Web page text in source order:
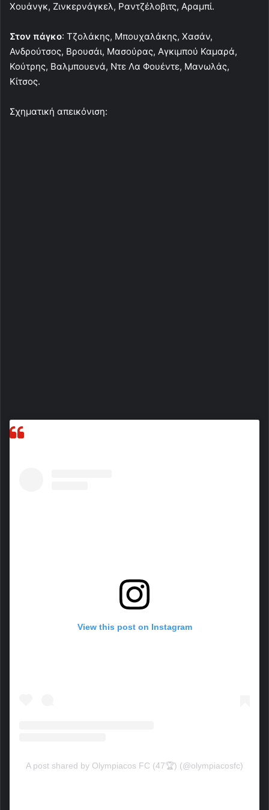
Χουάνγκ, Ζινκερνάγκελ, Ραντζέλοβιτς, Αραμπί.
Στον πάγκο: Τζολάκης, Μπουχαλάκης, Χασάν,
Ανδρούτσος, Βρουσάι, Μασούρας, Αγκιμπού Καμαρά,
Κούτρης, Βαλμπουενά, Ντε Λα Φουέντε, Μανωλάς,
Κίτσος.
Σχηματική απεικόνιση:
View this post on Instagram
A post shared by Olympiacos FC (47🏆) (@olympiacosfc)